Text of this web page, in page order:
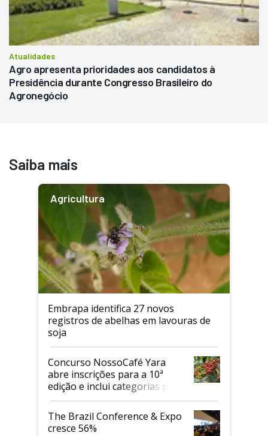
Atualidades
Agro apresenta prioridades aos candidatos à
Presidência durante Congresso Brasileiro do
Agronegócio
Saiba mais
Agricultura
Embrapa identifica 27 novos
registros de abelhas em lavouras de
soja
Concurso NossoCafé Yara
abre inscrições para a 10ª
edição e inclui categorias para
cafés Canephora
The Brazil Conference & Expo
cresce 56%